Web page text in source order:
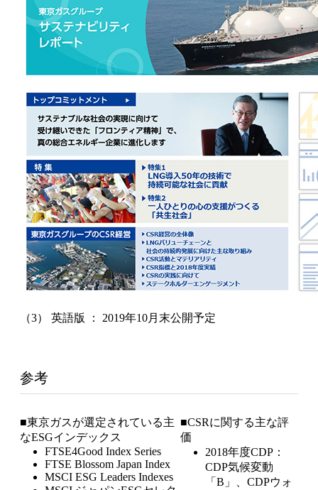
（3） 英語版 ： 2019年10月末公開予定
参考
■東京ガスが選定されている主
なESGインデックス
■CSRに関する主な評
価
FTSE4Good Index Series
FTSE Blossom Japan Index
MSCI ESG Leaders Indexes
2018年度CDP：
CDP気候変動
「B」、CDPウォ